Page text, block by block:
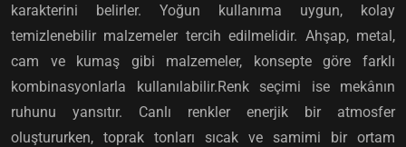
karakterini belirler. Yoğun kullanıma uygun, kolay
temizlenebilir malzemeler tercih edilmelidir. Ahşap, metal,
cam ve kumaş gibi malzemeler, konsepte göre farklı
kombinasyonlarla kullanılabilir.Renk seçimi ise mekânın
ruhunu yansıtır. Canlı renkler enerjik bir atmosfer
oluştururken, toprak tonları sıcak ve samimi bir ortam